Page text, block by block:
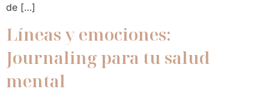
de […]
Líneas y emociones:
Journaling para tu salud
mental